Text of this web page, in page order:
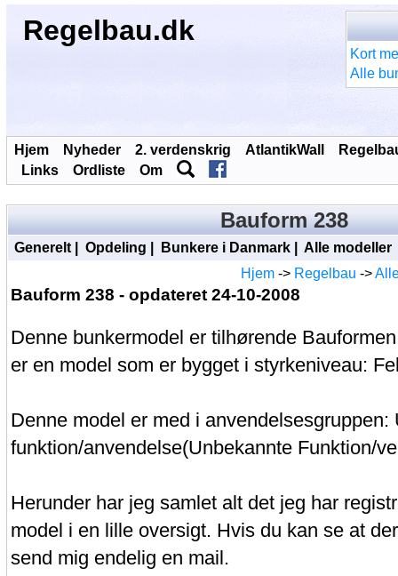
Regelbau.dk
Kort
Alle
Hjem Nyheder 2. verdenskrig AtlantikWall
Links
Ordliste Om
Bauform 238
Generelt| Opdeling Bunkere i Danmark| Alle modeller
Hjem-> Regelbau ->
Bauform 238 - opdateret 24-10-2008
Denne bunkermodel er tilhørende
er en model som er bygget i styrkeniveau:
Denne model er med i anvendelsesgruppen:
funktion/anvendelse(Unbekannte Funktion/
Herunder har jeg samlet alt det jeg har
model i en lille oversigt. Hvis du kan se at
send mig endelig en mail.